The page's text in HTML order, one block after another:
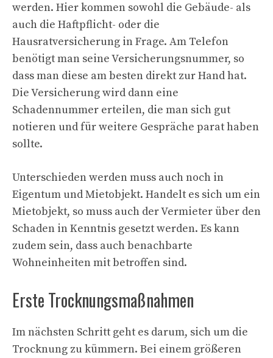
werden. Hier kommen sowohl die Gebäude- als
auch die Haftpflicht- oder die
Hausratversicherung in Frage. Am Telefon
benötigt man seine Versicherungsnummer, so
dass man diese am besten direkt zur Hand hat.
Die Versicherung wird dann eine
Schadennummer erteilen, die man sich gut
notieren und für weitere Gespräche parat haben
sollte.
Unterschieden werden muss auch noch in
Eigentum und Mietobjekt. Handelt es sich um ein
Mietobjekt, so muss auch der Vermieter über den
Schaden in Kenntnis gesetzt werden. Es kann
zudem sein, dass auch benachbarte
Wohneinheiten mit betroffen sind.
Erste Trocknungsmaßnahmen
Im nächsten Schritt geht es darum, sich um die
Trocknung zu kümmern. Bei einem größeren